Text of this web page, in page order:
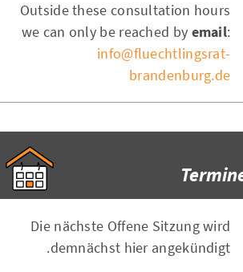
Outside these consultation hours
we can only be reached by email:
info@fluechtlingsrat-
brandenburg.de
Die nächste Offene Sitzung wird
demnächst hier angekündigt.